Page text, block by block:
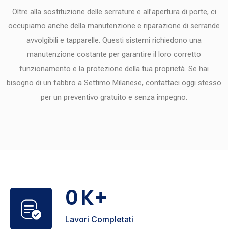
Oltre alla sostituzione delle serrature e all’apertura di porte, ci
occupiamo anche della manutenzione e riparazione di serrande
avvolgibili e tapparelle. Questi sistemi richiedono una
manutenzione costante per garantire il loro corretto
funzionamento e la protezione della tua proprietà. Se hai
bisogno di un fabbro a Settimo Milanese, contattaci oggi stesso
per un preventivo gratuito e senza impegno.
0K+
Lavori Completati